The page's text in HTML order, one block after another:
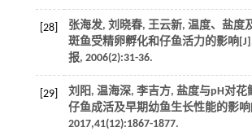
[28]
张海发, 刘晓春, 王云新, 温度、盐度
斑鱼受精卵孵化和仔鱼活力的影响
报, 2006(2):31-36.
[29]
刘阳, 温海深, 李吉方, 盐度与pH对花
仔鱼成活及早期幼鱼生长性能的影响
2017,41(12):1867-1877.